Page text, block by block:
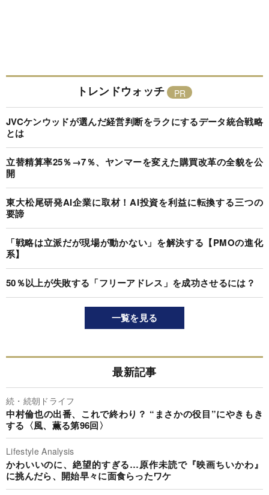
トレンドウォッチ
JVCケンウッドが選んだ経営判断をラクにするデータ統合戦略
とは
立替精算率25％→7％、ヤンマーを変えた購買改革の全貌を公
開
東大松尾研発AI企業に取材！AI投資を利益に転換する三つの
要諦
「戦略は立派だが現場が動かない」を解決する【PMOの進化
系】
50％以上が失敗する「フリーアドレス」を成功させるには？
一覧を見る
最新記事
続・続朝ドライフ
中村倫也の出番、これで終わり？ “まさかの役目”にやきもき
する〈風、薫る第96回〉
Lifestyle Analysis
かわいいのに、絶望的すぎる…原作未読で『映画ちいかわ』
に挑んだら、開始早々に面食らったワケ